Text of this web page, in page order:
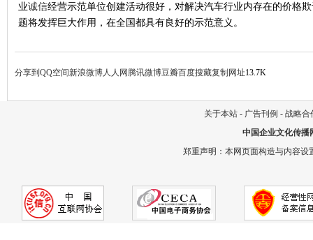
业诚信经营示范单位创建活动很好，对解决汽车行业内存在的价格
题将发挥巨大作用，在全国都具有良好的示范意义。
分享到 QQ空间新浪微博人人网 腾讯微博豆瓣百度搜藏复制网址13.7K
关于本站 - 广告刊例 - 战略合
中国企业文化传播
郑重声明：本网页面构造与内容